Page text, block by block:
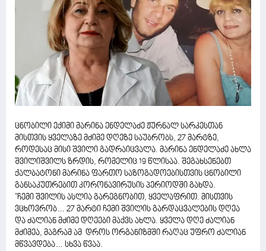
ცნობილი ექიმი მარინა ენდელაძე ჟურნალ სარკესთან
მისთვის ყველაზე მძიმე დღეზე საუბრობს, 27 მარტზე,
როდესაც მისი შვილი გადრაიცვალა. მარინა ენდელაძე ახლა
შვილიშვილს ზრდის, რომელიც 19 წლისაა. შეგახსენებთ
ქალბატონი მარინა ფართო საზოგადოებისთვის ცნობილი
განსაკუთრებით კორონავირუსის პერიოდში გახდა.
"ჩემი შვილის ასლია გარეგნობით, ყველაფრით. მისთვის
ვცხოვრობ… 27 მარტი ჩემი შვილის გარდაცვალების დღეა
და ძალიან მძიმე დღეები მაქვს ახლა. ყველა დღე ძალიან
მძიმეა, მაგრამ ამ დროს ორგანიზმში რაღაც უფრო ძალიან
მწვავდება… სხვა წვაა.